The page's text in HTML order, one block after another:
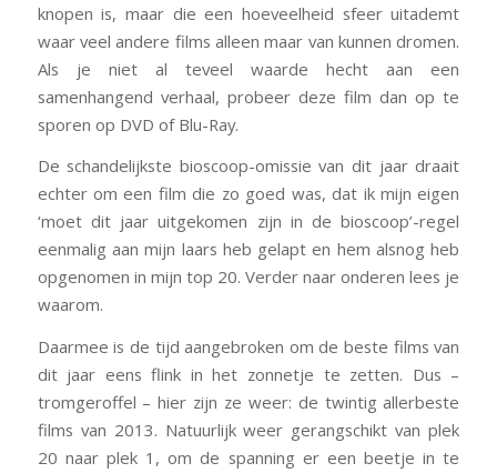
knopen is, maar die een hoeveelheid sfeer uitademt
waar veel andere films alleen maar van kunnen dromen.
Als je niet al teveel waarde hecht aan een
samenhangend verhaal, probeer deze film dan op te
sporen op DVD of Blu-Ray.
De schandelijkste bioscoop-omissie van dit jaar draait
echter om een film die zo goed was, dat ik mijn eigen
‘moet dit jaar uitgekomen zijn in de bioscoop’-regel
eenmalig aan mijn laars heb gelapt en hem alsnog heb
opgenomen in mijn top 20. Verder naar onderen lees je
waarom.
Daarmee is de tijd aangebroken om de beste films van
dit jaar eens flink in het zonnetje te zetten. Dus –
tromgeroffel – hier zijn ze weer: de twintig allerbeste
films van 2013. Natuurlijk weer gerangschikt van plek
20 naar plek 1, om de spanning er een beetje in te